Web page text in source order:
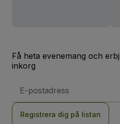
Få heta evenemang och
inkorg
postadress
Registrera dig på listan